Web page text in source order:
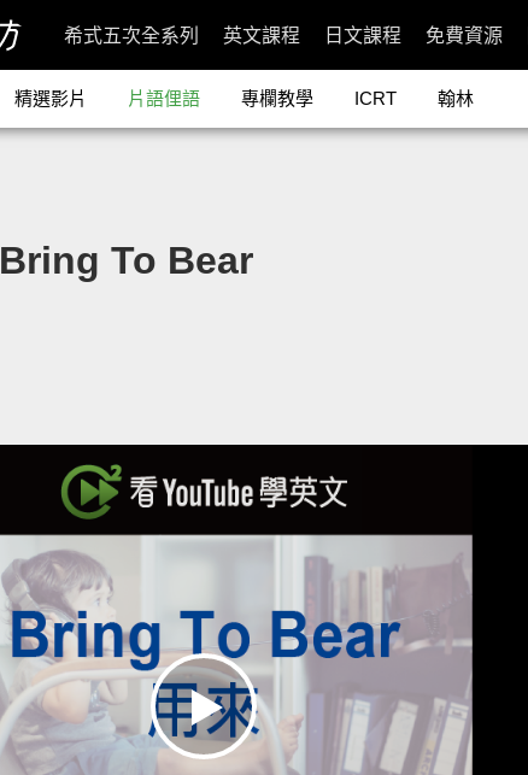
希式五次全系列 英文課程 日文課程 免費資源
精選影片 片語俚語 專欄教學 ICRT 翰林
Bring To Bear